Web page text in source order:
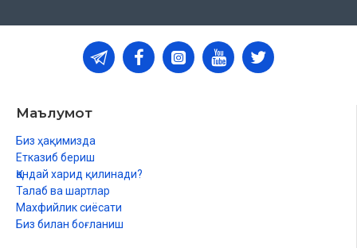
Маълумот
Биз ҳақимизда
Етказиб бериш
Қандай харид қилинади?
Талаб ва шартлар
Махфийлик сиёсати
Биз билан боғланиш